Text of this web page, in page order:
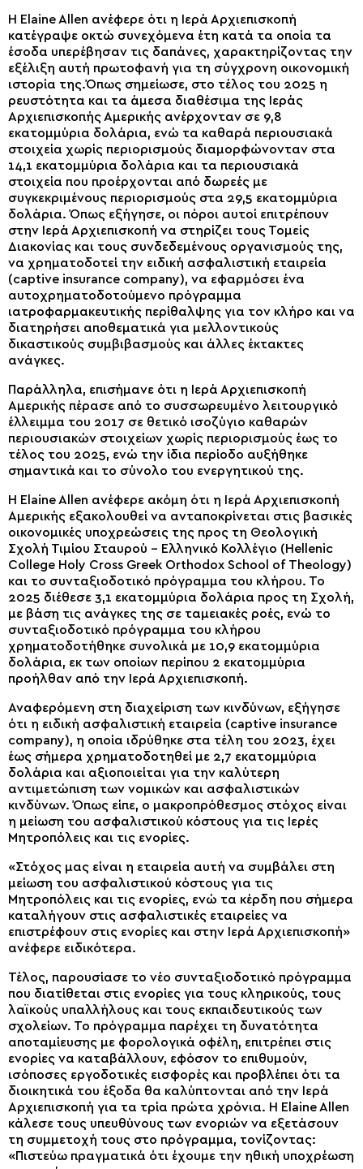
Η Elaine Allen ανέφερε ότι η Ιερά Αρχιεπισκοπή
κατέγραψε οκτώ συνεχόμενα έτη κατά τα οποία τα
έσοδα υπερέβησαν τις δαπάνες, χαρακτηρίζοντας την
εξέλιξη αυτή πρωτοφανή για τη σύγχρονη οικονομική
ιστορία της.Όπως σημείωσε, στο τέλος του 2025 η
ρευστότητα και τα άμεσα διαθέσιμα της Ιεράς
Αρχιεπισκοπής Αμερικής ανέρχονταν σε 9,8
εκατομμύρια δολάρια, ενώ τα καθαρά περιουσιακά
στοιχεία χωρίς περιορισμούς διαμορφώνονταν στα
14,1 εκατομμύρια δολάρια και τα περιουσιακά
στοιχεία που προέρχονται από δωρεές με
συγκεκριμένους περιορισμούς στα 29,5 εκατομμύρια
δολάρια. Όπως εξήγησε, οι πόροι αυτοί επιτρέπουν
στην Ιερά Αρχιεπισκοπή να στηρίζει τους Τομείς
Διακονίας και τους συνδεδεμένους οργανισμούς της,
να χρηματοδοτεί την ειδική ασφαλιστική εταιρεία
(captive insurance company), να εφαρμόσει ένα
αυτοχρηματοδοτούμενο πρόγραμμα
ιατροφαρμακευτικής περίθαλψης για τον κλήρο και να
διατηρήσει αποθεματικά για μελλοντικούς
δικαστικούς συμβιβασμούς και άλλες έκτακτες
ανάγκες.
Παράλληλα, επισήμανε ότι η Ιερά Αρχιεπισκοπή
Αμερικής πέρασε από το συσσωρευμένο λειτουργικό
έλλειμμα του 2017 σε θετικό ισοζύγιο καθαρών
περιουσιακών στοιχείων χωρίς περιορισμούς έως το
τέλος του 2025, ενώ την ίδια περίοδο αυξήθηκε
σημαντικά και το σύνολο του ενεργητικού της.
Η Elaine Allen ανέφερε ακόμη ότι η Ιερά Αρχιεπισκοπή
Αμερικής εξακολουθεί να ανταποκρίνεται στις βασικές
οικονομικές υποχρεώσεις της προς τη Θεολογική
Σχολή Τιμίου Σταυρού – Ελληνικό Κολλέγιο (Hellenic
College Holy Cross Greek Orthodox School of Theology)
και το συνταξιοδοτικό πρόγραμμα του κλήρου. Το
2025 διέθεσε 3,1 εκατομμύρια δολάρια προς τη Σχολή,
με βάση τις ανάγκες της σε ταμειακές ροές, ενώ το
συνταξιοδοτικό πρόγραμμα του κλήρου
χρηματοδοτήθηκε συνολικά με 10,9 εκατομμύρια
δολάρια, εκ των οποίων περίπου 2 εκατομμύρια
προήλθαν από την Ιερά Αρχιεπισκοπή.
Αναφερόμενη στη διαχείριση των κινδύνων, εξήγησε
ότι η ειδική ασφαλιστική εταιρεία (captive insurance
company), η οποία ιδρύθηκε στα τέλη του 2023, έχει
έως σήμερα χρηματοδοτηθεί με 2,7 εκατομμύρια
δολάρια και αξιοποιείται για την καλύτερη
αντιμετώπιση των νομικών και ασφαλιστικών
κινδύνων. Όπως είπε, ο μακροπρόθεσμος στόχος είναι
η μείωση του ασφαλιστικού κόστους για τις Ιερές
Μητροπόλεις και τις ενορίες.
«Στόχος μας είναι η εταιρεία αυτή να συμβάλει στη
μείωση του ασφαλιστικού κόστους για τις
Μητροπόλεις και τις ενορίες, ενώ τα κέρδη που σήμερα
καταλήγουν στις ασφαλιστικές εταιρείες να
επιστρέφουν στις ενορίες και στην Ιερά Αρχιεπισκοπή»
ανέφερε ειδικότερα.
Τέλος, παρουσίασε το νέο συνταξιοδοτικό πρόγραμμα
που διατίθεται στις ενορίες για τους κληρικούς, τους
λαϊκούς υπαλλήλους και τους εκπαιδευτικούς των
σχολείων. Το πρόγραμμα παρέχει τη δυνατότητα
αποταμίευσης με φορολογικά οφέλη, επιτρέπει στις
ενορίες να καταβάλλουν, εφόσον το επιθυμούν,
ισόποσες εργοδοτικές εισφορές και προβλέπει ότι τα
διοικητικά του έξοδα θα καλύπτονται από την Ιερά
Αρχιεπισκοπή για τα τρία πρώτα χρόνια. Η Elaine Allen
κάλεσε τους υπευθύνους των ενοριών να εξετάσουν
τη συμμετοχή τους στο πρόγραμμα, τονίζοντας:
«Πιστεύω πραγματικά ότι έχουμε την ηθική υποχρέωση